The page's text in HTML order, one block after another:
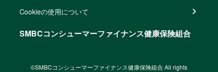
Cookieの使用について
SMBCコンシューマーファイナンス健康保険組合
©SMBCコンシューマーファイナンス健康保険組合 All rights